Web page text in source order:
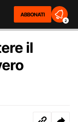
ABBONATI
2
il